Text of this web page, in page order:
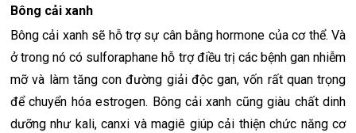
Bông cải xanh
Bông cải xanh sẽ hỗ trợ sự cân bằng hormone của cơ thể. Và
ở trong nó có sulforaphane hỗ trợ điều trị các bệnh gan nhiễm
mỡ và làm tăng con đường giải độc gan, vốn rất quan trọng
để chuyển hóa estrogen. Bông cải xanh cũng giàu chất dinh
dưỡng như kali, canxi và magiê giúp cải thiện chức năng cơ